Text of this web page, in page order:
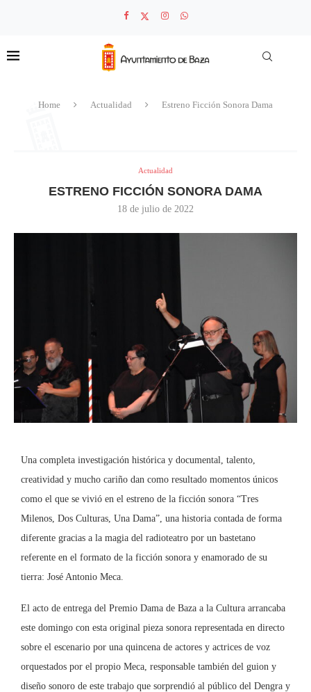
Home Actualidad Estreno Ficción Sonora Dama
Actualidad
ESTRENO FICCIÓN SONORA DAMA
18 de julio de 2022
Una completa investigación histórica y documental, talento,
creatividad y mucho cariño dan como resultado momentos únicos
como el que se vivió en el estreno de la ficción sonora “Tres
Milenos, Dos Culturas, Una Dama”, una historia contada de forma
diferente gracias a la magia del radioteatro por un bastetano
referente en el formato de la ficción sonora y enamorado de su
tierra: José Antonio Meca.
El acto de entrega del Premio Dama de Baza a la Cultura arrancaba
este domingo con esta original pieza sonora representada en directo
sobre el escenario por una quincena de actores y actrices de voz
orquestados por el propio Meca, responsable también del guion y
diseño sonoro de este trabajo que sorprendió al público del Dengra y